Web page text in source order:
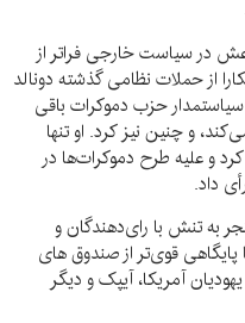
با حزب متبوعش در سیاست خارجی فراتر از
از حملات نظامی گذشته دونالد
سیاستمدار حزب دموکرات باقی
و چنین نیز کرد. او تنها
و علیه طرح دموکرات‌ها در
داد.
به تنش با رای‌دهندگان و
قوی‌تر از صندوق های
آمریکا، آیپک و دیگر